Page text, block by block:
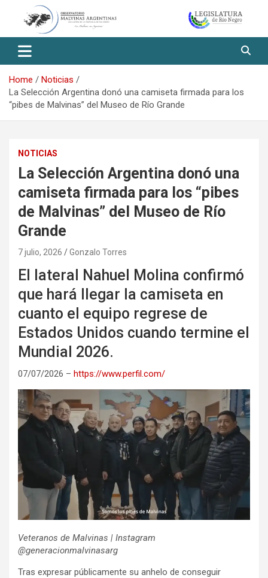
Observatorio Malvinas – Río
Negro
Home
Noticias
La Selección Argentina donó una camiseta firmada para los
“pibes de Malvinas” del Museo de Río Grande
NOTICIAS
La Selección Argentina donó una
camiseta firmada para los “pibes
de Malvinas” del Museo de Río
Grande
7 julio, 2026 Gonzalo Torres
El lateral Nahuel Molina confirmó
que hará llegar la camiseta en
cuanto el equipo regrese de
Estados Unidos cuando termine el
Mundial 2026.
07/07/2026 – https://www.perfil.com/
Veteranos de Malvinas | Instagram
@generacionmalvinasarg
Tras expresar públicamente su anhelo de conseguir